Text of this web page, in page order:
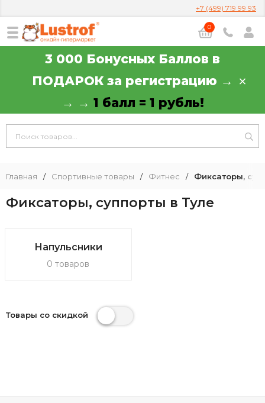
+7 (499) 719 99 93
0
3 000 Бонусных Баллов в
ПОДАРОК за регистрацию →
→ → 1 балл = 1 рубль!
Главная / Спортивные товары / Фитнес / Фиксаторы,
Фиксаторы, суппорты в Туле
Напульсники
0 товаров
Товары со скидкой